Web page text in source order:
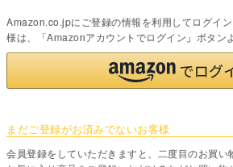
Amazon.co.jpにご登録の情報を利用してログイ
様は、「Amazonアカウントでログイン」ボタン
まだご登録がお済みでないお客様
会員登録をしていただきますと、二度目のお買い